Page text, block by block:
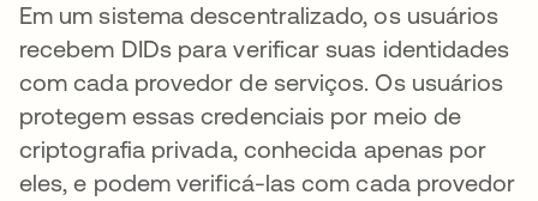
Em um sistema descentralizado, os usuários
recebem DIDs para verificar suas identidades
com cada provedor de serviços. Os usuários
protegem essas credenciais por meio de
criptografia privada, conhecida apenas por
eles, e podem verificá-las com cada provedor